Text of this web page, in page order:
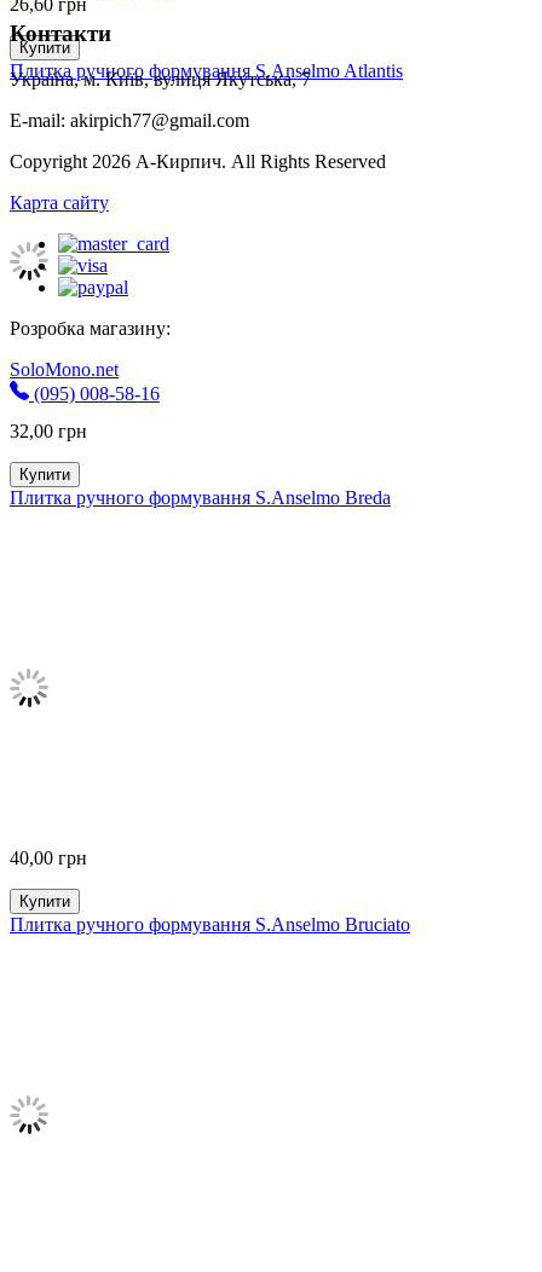
Купити
Плитка ручного формування S.Anselmo Atlantis
32,00 грн
Купити
Плитка ручного формування S.Anselmo Breda
40,00 грн
Купити
Плитка ручного формування S.Anselmo Bruciato
Контакти
Україна, м. Київ, вулиця Якутська, 7
E-mail: akirpich77@gmail.com
Copyright 2026 А-Кирпич. All Rights Reserved
Карта сайту
Розробка магазину:
SoloMono.net
(095) 008-58-16